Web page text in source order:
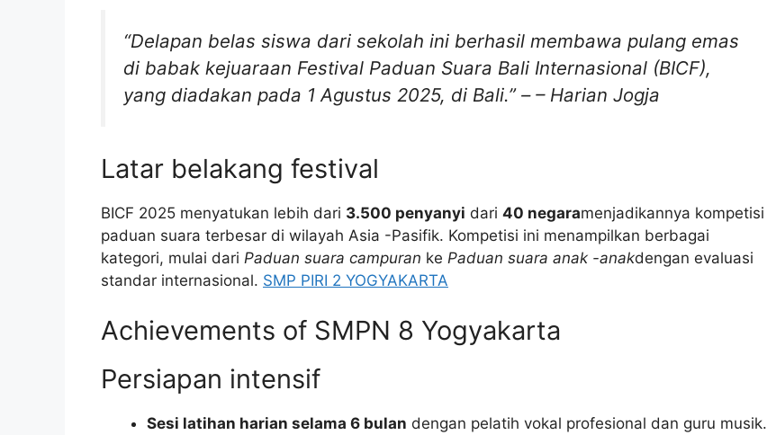
“Delapan belas siswa dari sekolah ini berhasil membawa pulang emas
di babak kejuaraan Festival Paduan Suara Bali Internasional (BICF),
yang diadakan pada 1 Agustus 2025, di Bali.” – – Harian Jogja
Latar belakang festival
BICF 2025 menyatukan lebih dari 3.500 penyanyi dari 40 negaramenjadikannya kompetisi
paduan suara terbesar di wilayah Asia -Pasifik. Kompetisi ini menampilkan berbagai
kategori, mulai dari Paduan suara campuran ke Paduan suara anak -anakdengan evaluasi
standar internasional. SMP PIRI 2 YOGYAKARTA
Achievements of SMPN 8 Yogyakarta
Persiapan intensif
Sesi latihan harian selama 6 bulan dengan pelatih vokal profesional dan guru musik.